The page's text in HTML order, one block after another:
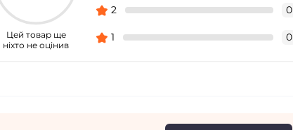
Цей товар ще
ніхто не оцінив
2 0
1 0